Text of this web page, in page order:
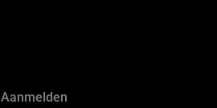
Aanmelden